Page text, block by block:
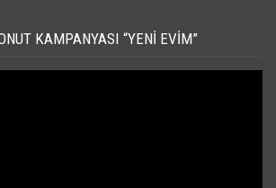
KAMPANYASI “YENI EVIM”